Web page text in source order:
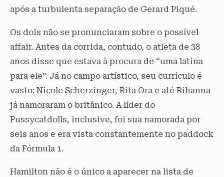
após a turbulenta separação de Gerard Piqué.
Os dois não se pronunciaram sobre o possível
affair. Antes da corrida, contudo, o atleta de 38
anos disse que estava à procura de “uma latina
para ele”. Já no campo artístico, seu currículo é
vasto: Nicole Scherzinger, Rita Ora e até Rihanna
já namoraram o britânico. A líder do
Pussycatdolls, inclusive, foi sua namorada por
seis anos e era vista constantemente no paddock
da Fórmula 1.
Hamilton não é o único a aparecer na lista de